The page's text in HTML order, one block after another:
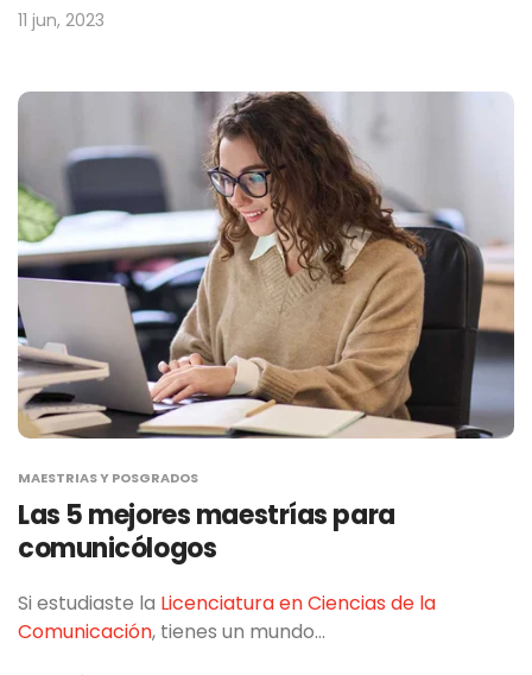
11 jun, 2023
MAESTRIAS Y POSGRADOS
Las 5 mejores maestrías para
comunicólogos
Si estudiaste la Licenciatura en Ciencias de la
Comunicación, tienes un mundo…